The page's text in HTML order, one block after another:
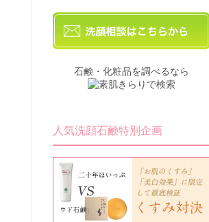
石鹸・化粧品を調べるなら
人気洗顔石鹸特別企画